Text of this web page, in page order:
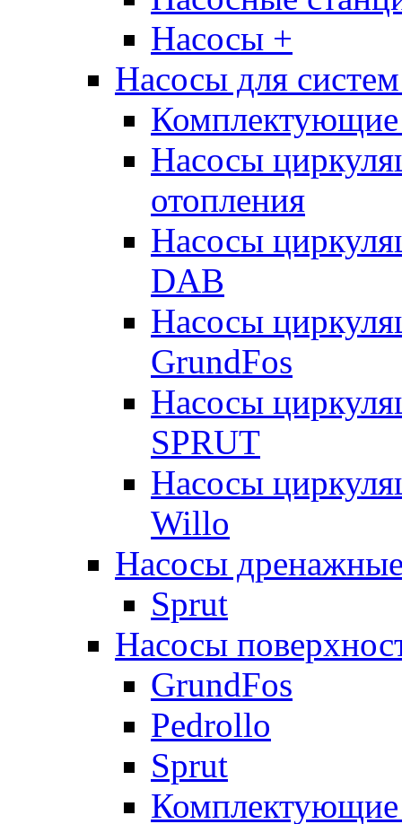
Насосы +
Насосы для
Комплектующие
Насосы
отопления
Насосы
DAB
Насосы
GrundFos
Насосы
SPRUT
Насосы
Willo
Насосы
Sprut
Насосы
GrundFos
Pedrollo
Sprut
Комплектующие